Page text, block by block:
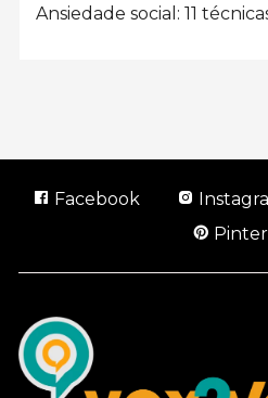
Ansiedade social: 11
Facebook